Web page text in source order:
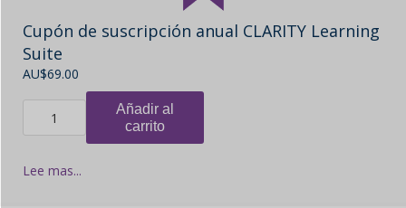
Cupón de suscripción anual CLARITY Learning
Suite
AU$69.00
Añadir al
carrito
Lee mas...